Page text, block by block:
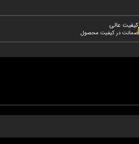
کیفیت عالی
ضمانت در کیفیت محصول